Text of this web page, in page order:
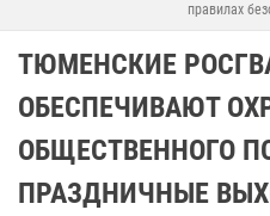
правилах
ТЮМЕНСКИЕ
ОБЕСПЕЧИВАЮТ
ОБЩЕСТВЕННОГО
ПРАЗДНИЧНЫЕ